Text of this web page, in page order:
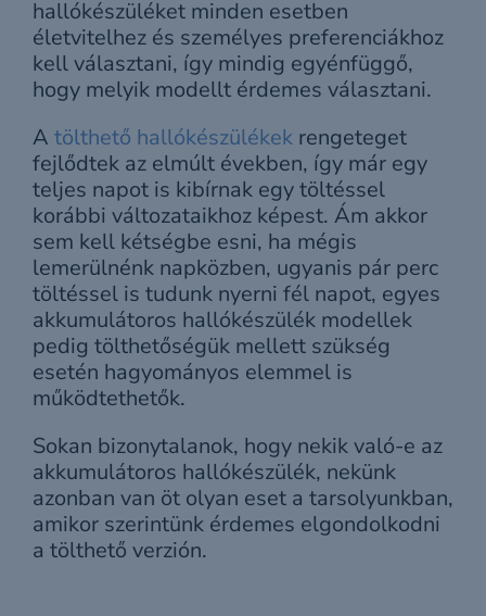
hallókészüléket minden esetben
életvitelhez és személyes preferenciákhoz
kell választani, így mindig egyénfüggő,
hogy melyik modellt érdemes választani.
A tölthető hallókészülékek rengeteget
fejlődtek az elmúlt években, így már egy
teljes napot is kibírnak egy töltéssel
korábbi változataikhoz képest. Ám akkor
sem kell kétségbe esni, ha mégis
lemerülnénk napközben, ugyanis pár perc
töltéssel is tudunk nyerni fél napot, egyes
akkumulátoros hallókészülék modellek
pedig tölthetőségük mellett szükség
esetén hagyományos elemmel is
működtethetők.
Sokan bizonytalanok, hogy nekik való-e az
akkumulátoros hallókészülék, nekünk
azonban van öt olyan eset a tarsolyunkban,
amikor szerintünk érdemes elgondolkodni
a tölthető verzión.